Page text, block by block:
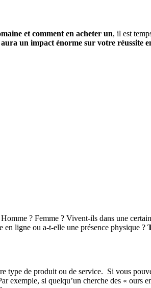
et comment en acheter un, il est
un impact énorme sur votre réussite
? Femme ? Vivent-ils dans une
en ligne ou a-t-elle une présence physique ?
type de produit ou de service. Si vous
exemple, si quelqu’un cherche des « ours